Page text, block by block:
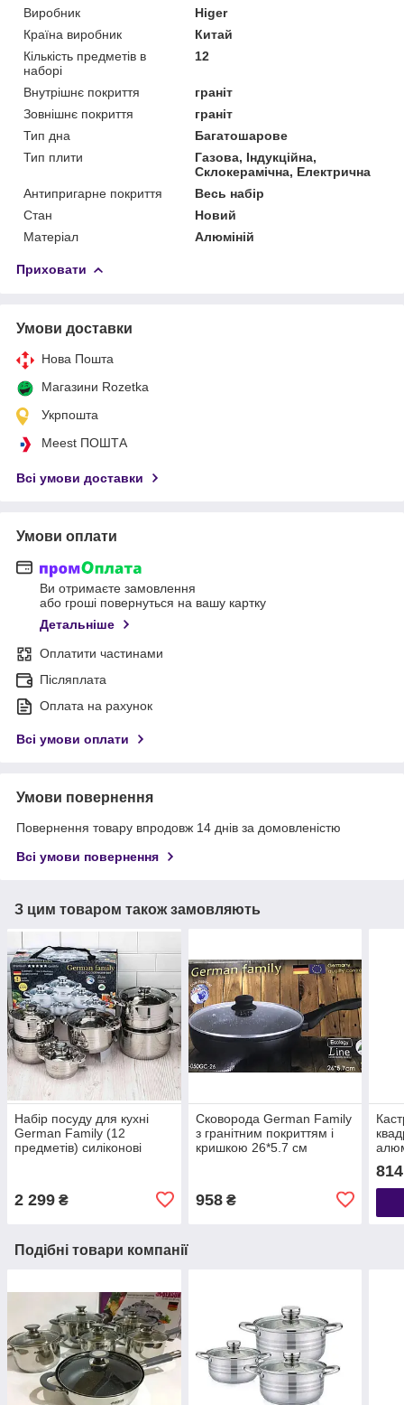
Виробник
Higer
Країна виробник
Китай
Кількість предметів в
наборі
12
Внутрішнє покриття
граніт
Зовнішнє покриття
граніт
Тип дна
Багатошарове
Тип плити
Газова, Індукційна,
Склокерамічна, Електрична
Антипригарне покриття
Весь набір
Стан
Новий
Матеріал
Алюміній
Приховати
Умови доставки
Нова Пошта
Магазини Rozetka
Укрпошта
Meest ПОШТА
Всі умови доставки
Умови оплати
Ви отримаєте замовлення
або гроші повернуться на вашу картку
Детальніше
Оплатити частинами
Післяплата
Оплата на рахунок
Всі умови оплати
Умови повернення
Повернення товару впродовж 14 днів за домовленістю
Всі умови повернення
З цим товаром також замовляють
Набір посуду для кухні
German Family (12
предметів) силіконові
2 299 ₴
Сковорода German Family
з гранітним покриттям і
кришкою 26*5.7 см
958₴
814
Подібні товари компанії